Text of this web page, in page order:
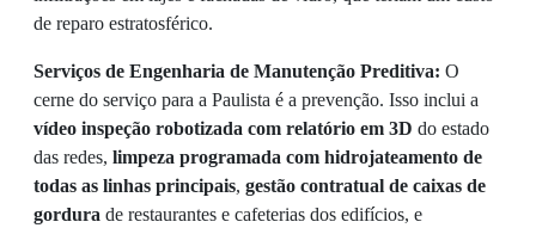
de reparo estratosférico.
Serviços de Engenharia de Manutenção Preditiva: O
cerne do serviço para a Paulista é a prevenção. Isso inclui a
vídeo inspeção robotizada com relatório em 3D do estado
das redes, limpeza programada com hidrojateamento de
todas as linhas principais, gestão contratual de caixas de
gordura de restaurantes e cafeterias dos edifícios, e